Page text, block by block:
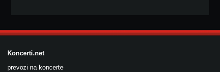
Koncerti.net
prevozi na koncerte